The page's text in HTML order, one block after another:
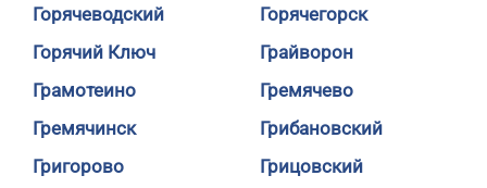
Горячеводский
Горячегорск
Горячий Ключ
Грайворон
Грамотеино
Гремячево
Гремячинск
Грибановский
Григорово
Грицовский